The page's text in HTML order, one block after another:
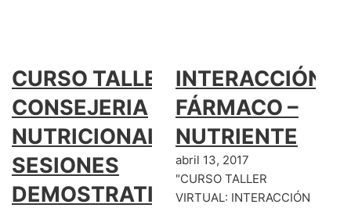
CURSO TALLER:
CONSEJERIA
NUTRICIONAL,
SESIONES
DEMOSTRATIVAS
INTERACCIÓN
FÁRMACO –
NUTRIENTE
abril 13, 2017
"CURSO TALLER
VIRTUAL: INTERACCIÓN